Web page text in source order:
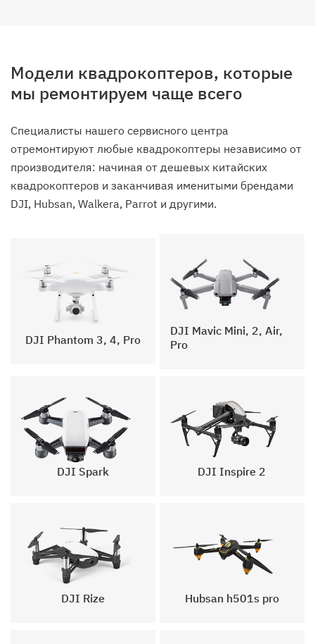
Модели квадрокоптеров, которые
мы ремонтируем чаще всего
Специалисты нашего сервисного центра
отремонтируют любые квадрокоптеры независимо от
производителя: начиная от дешевых китайских
квадрокоптеров и заканчивая именитыми брендами
DJI, Hubsan, Walkera, Parrot и другими.
DJI Phantom 3, 4, Pro
DJI Mavic Mini, 2, Air,
Pro
DJI Spark DJI Inspire 2
DJI Rize Hubsan h501s pro